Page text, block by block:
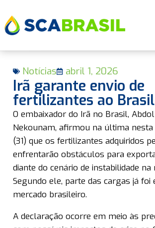
Notícias abril 1, 2026
Irã garante envio de
fertilizantes ao Brasil
O embaixador do Irã no Brasil,
Nekounam, afirmou na última
(31) que os fertilizantes adquiridos
enfrentarão obstáculos para
diante do cenário de instabilidade na
Segundo ele, parte das cargas já foi
mercado brasileiro.
A declaração ocorre em meio às